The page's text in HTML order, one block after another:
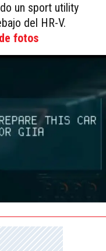
un sport utility
del HR-V.
fotos